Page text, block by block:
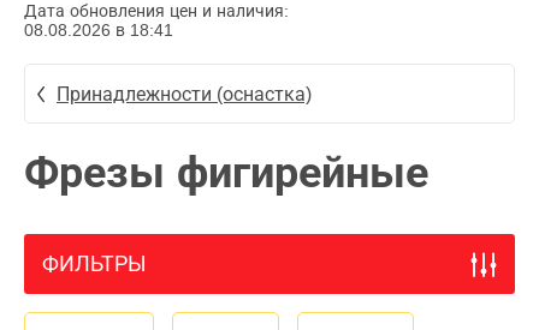
Дата обновления цен и наличия:
08.08.2026 в 18:41
Принадлежности (оснастка)
Фрезы фигирейные
ФИЛЬТРЫ